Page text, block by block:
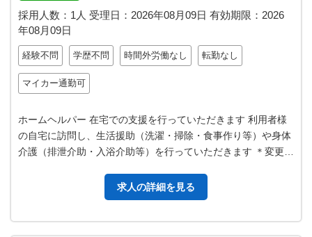
採用人数：1人 受理日： 2026年08月09日 有効期限： 2026
年08月09日
経験不問 学歴不問 時間外労働なし 転勤なし
マイカー通勤可
ホームヘルパー 在宅での支援を行っていただきます 利用者様
の自宅に訪問し、生活援助（洗濯・掃除・食事作り等）や身体
介護（排泄介助・入浴介助等）を行っていただきます ＊変更範
求人の詳細を見る